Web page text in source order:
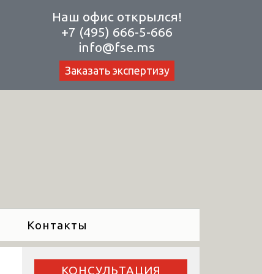
Наш офис открылся!
+7 (495) 666-5-666
info@fse.ms
Заказать экспертизу
Контакты
КОНСУЛЬТАЦИЯ